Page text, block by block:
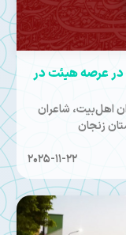
عرصه هیئت در
اهل‌بیت، شاعران
زنجان
2025-11-22